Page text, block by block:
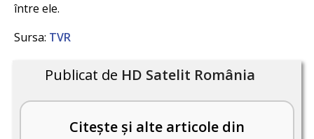
între ele.
Sursa: TVR
Publicat de HD Satelit România
Citește și alte articole din